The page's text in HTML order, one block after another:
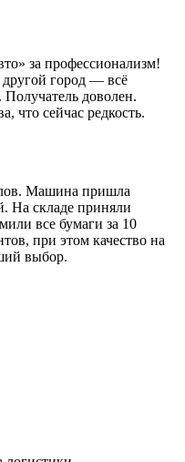
за профессионализм!
город — всё
Получатель доволен.
что сейчас редкость.
Машина пришла
На складе приняли
все бумаги за 10
при этом качество на
выбор.